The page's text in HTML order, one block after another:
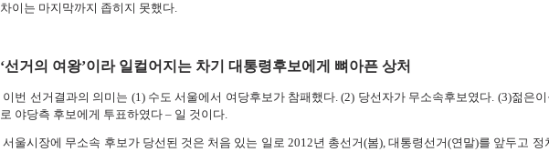
차이는 마지막까지 좁히지 못했다.
‘선거의 여왕’이라 일컬어지는 차기 대통령후보에게 뼈아픈 상처
이번 선거결과의 의미는 (1) 수도 서울에서 여당후보가 참패했다. (2) 당선자가 무소속후보였다. (3)젊은
로 야당측 후보에게 투표하였다 – 일 것이다.
서울시장에 무소속 후보가 당선된 것은 처음 있는 일로 2012년 총선거(봄), 대통령선거(연말)를 앞두고 정